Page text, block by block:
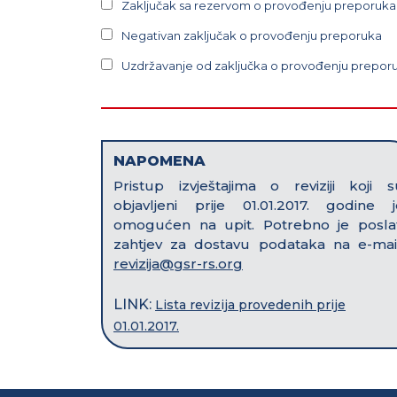
Zaključak sa rezervom o provođenju preporuka
Negativan zaključak o provođenju preporuka
Uzdržavanje od zaključka o provođenju
NAPOMENA
Pristup izvještajima o reviziji koji
objavljeni prije 01.01.2017. godine
omogućen na upit. Potrebno je
zahtjev za dostavu podataka na e-
revizija@gsr-rs.org
LINK: Lista revizija provedenih prije
01.01.2017.